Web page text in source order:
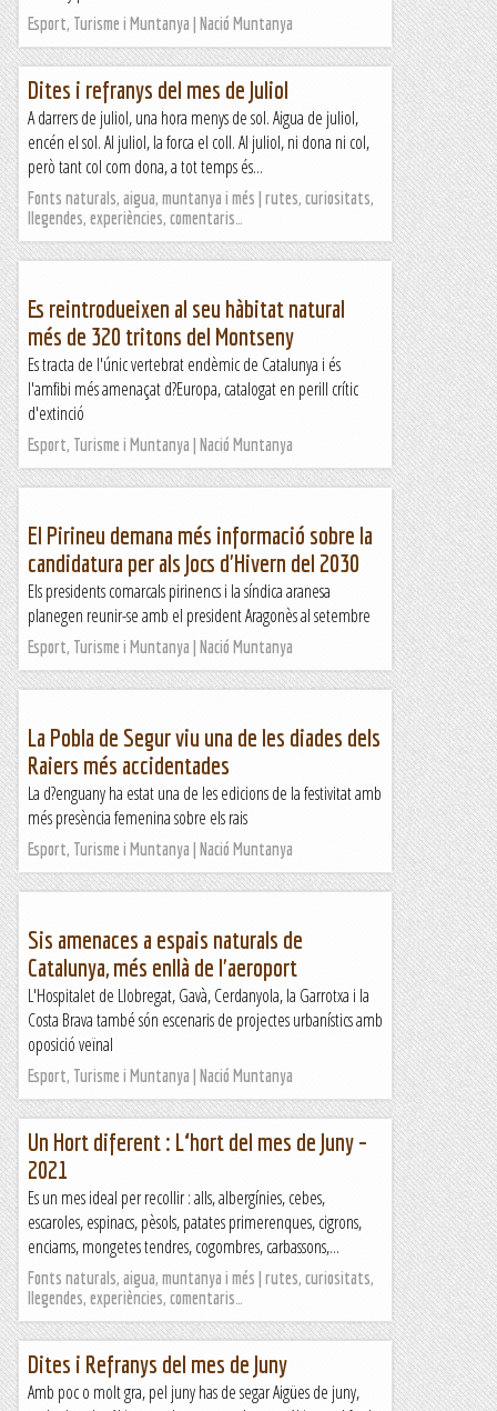
Esport, Turisme i Muntanya | Nació Muntanya
Dites i refranys del mes de Juliol
A darrers de juliol, una hora menys de sol. Aigua de juliol,
encén el sol. Al juliol, la forca el coll. Al juliol, ni dona ni col,
però tant col com dona, a tot temps és...
Fonts naturals, aigua, muntanya i més | rutes, curiositats,
llegendes, experiències, comentaris…
Es reintrodueixen al seu hàbitat natural
més de 320 tritons del Montseny
Es tracta de l'únic vertebrat endèmic de Catalunya i és
l'amfibi més amenaçat d?Europa, catalogat en perill crític
d'extinció
Esport, Turisme i Muntanya | Nació Muntanya
El Pirineu demana més informació sobre la
candidatura per als Jocs d'Hivern del 2030
Els presidents comarcals pirinencs i la síndica aranesa
planegen reunir-se amb el president Aragonès al setembre
Esport, Turisme i Muntanya | Nació Muntanya
La Pobla de Segur viu una de les diades dels
Raiers més accidentades
La d?enguany ha estat una de les edicions de la festivitat amb
més presència femenina sobre els rais
Esport, Turisme i Muntanya | Nació Muntanya
Sis amenaces a espais naturals de
Catalunya, més enllà de l'aeroport
L'Hospitalet de Llobregat, Gavà, Cerdanyola, la Garrotxa i la
Costa Brava també són escenaris de projectes urbanístics amb
oposició veïnal
Esport, Turisme i Muntanya | Nació Muntanya
Un Hort diferent : L‘hort del mes de Juny –
2021
Es un mes ideal per recollir : alls, albergínies, cebes,
escaroles, espinacs, pèsols, patates primerenques, cigrons,
enciams, mongetes tendres, cogombres, carbassons,...
Fonts naturals, aigua, muntanya i més | rutes, curiositats,
llegendes, experiències, comentaris…
Dites i Refranys del mes de Juny
Amb poc o molt gra, pel juny has de segar Aigües de juny,